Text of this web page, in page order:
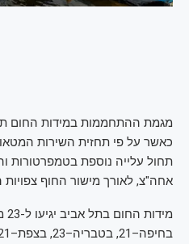
מגמת ההתחממות במידות החום
כאשר על פי תחזית השירות
תחול עלייה נוספת בטמפרטורות
אחה"צ, לאורך מישור החוף צפויות